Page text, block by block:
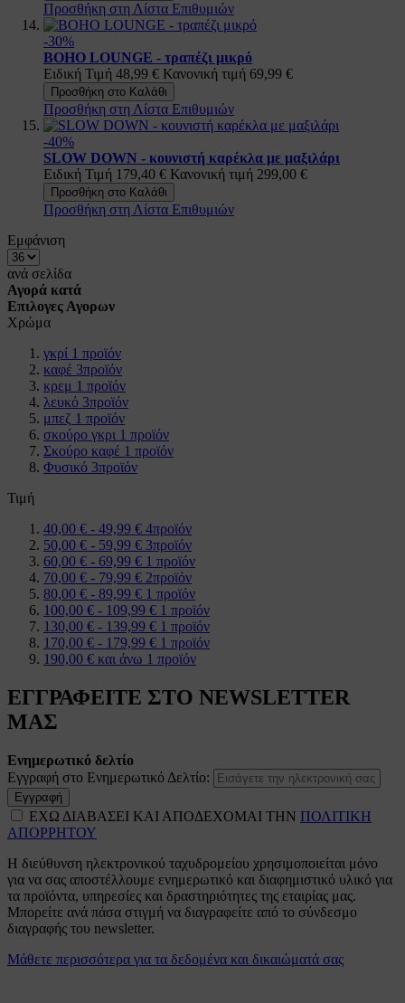
Προσθήκη στη Λίστα Επιθυμιών
-30%
BOHO LOUNGE - τραπέζι μικρό
Ειδική Τιμή 48,99 € Κανονική τιμή 69,99 €
Προσθήκη στο Καλάθι
Προσθήκη στη Λίστα Επιθυμιών
-40%
SLOW DOWN - κουνιστή καρέκλα με μαξιλάρι
Ειδική Τιμή 179,40 € Κανονική τιμή 299,00 €
Προσθήκη στο Καλάθι
Προσθήκη στη Λίστα Επιθυμιών
Εμφάνιση
ανά σελίδα
Αγορά κατά
Επιλογες Αγορων
Χρώμα
γκρί 1 προϊόν
καφέ 3προϊόν
κρεμ 1 προϊόν
λευκό 3προϊόν
μπεζ 1 προϊόν
σκούρο γκρι 1 προϊόν
Σκούρο καφέ 1 προϊόν
Φυσικό 3προϊόν
Τιμή
40,00 € - 49,99 € 4προϊόν
50,00 € - 59,99 € 3προϊόν
60,00 € - 69,99 € 1 προϊόν
70,00 € - 79,99 € 2προϊόν
80,00 € - 89,99 € 1 προϊόν
100,00 € - 109,99 € 1 προϊόν
130,00 € - 139,99 € 1 προϊόν
170,00 € - 179,99 € 1 προϊόν
190,00 € και άνω 1 προϊόν
ΕΓΓΡΑΦΕΙΤΕ ΣΤΟ NEWSLETTER
ΜΑΣ
Ενημερωτικό δελτίο
Εγγραφή στο Ενημερωτικό Δελτίο:
Εγγραφή
ΕΧΩ ΔΙΑΒΑΣΕΙ ΚΑΙ ΑΠΟΔΕΧΟΜΑΙ ΤΗΝ ΠΟΛΙΤΙΚΗ
ΑΠΟΡΡΗΤΟΥ
Η διεύθυνση ηλεκτρονικού ταχυδρομείου χρησιμοποιείται μόνο
για να σας αποστέλλουμε ενημερωτικό και διαφημιστικό υλικό για
τα προϊόντα, υπηρεσίες και δραστηριότητες της εταιρίας μας.
Μπορείτε ανά πάσα στιγμή να διαγραφείτε από το σύνδεσμο
διαγραφής του newsletter.
Μάθετε περισσότερα για τα δεδομένα και δικαιώματά σας